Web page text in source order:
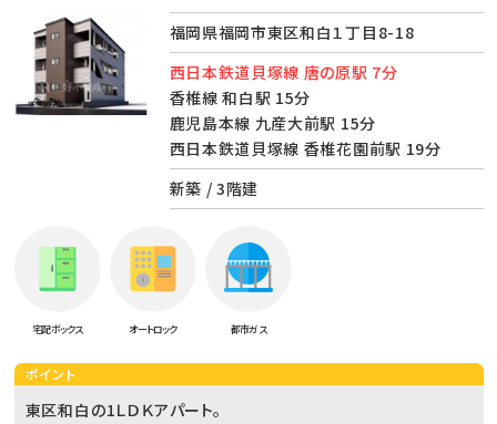
福岡県福岡市東区和白１丁目8-18
西日本鉄道貝塚線 唐の原駅 7分
香椎線 和白駅 15分
鹿児島本線 九産大前駅 15分
西日本鉄道貝塚線 香椎花園前駅 19分
新築 / 3階建
宅配ボックス オートロック 都市ガス
ポイント
東区和白の1ＬＤＫアパート。